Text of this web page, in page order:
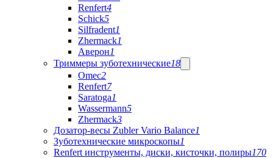
Renfert4
Schick5
Silfradent1
Zhermack1
Аверон1
Триммеры зуботехнические18
Omec2
Renfert7
Saratoga1
Wassermann5
Zhermack3
Дозатор-весы Zubler Vario Balance1
Зуботехнические микроскопы1
Renfert инструменты, диски, кисточки, полиры170